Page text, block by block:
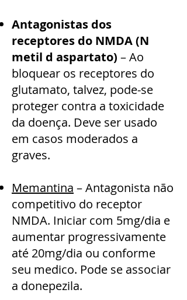
Antagonistas dos
receptores do NMDA (N
metil d aspartato) – Ao
bloquear os receptores do
glutamato, talvez, pode-se
proteger contra a toxicidade
da doença. Deve ser usado
em casos moderados a
graves.
Memantina – Antagonista não
competitivo do receptor
NMDA. Iniciar com 5mg/dia e
aumentar progressivamente
até 20mg/dia ou conforme
seu medico. Pode se associar
a donepezila.